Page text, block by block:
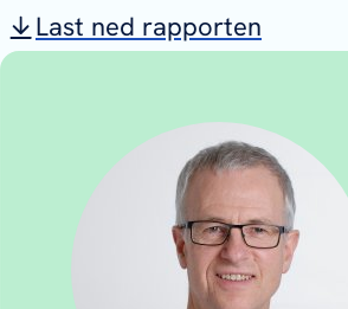
Last ned rapporten